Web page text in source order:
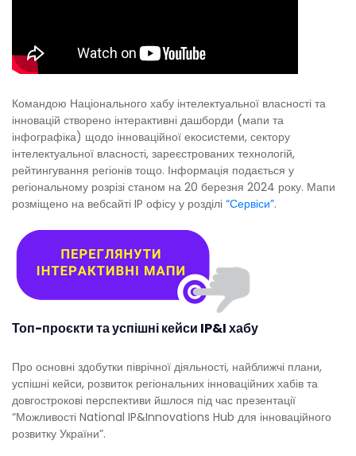
Командою Національного хабу інтелектуальної власності та
інновацій створено інтерактивні дашборди (мапи та
інфографіка) щодо інноваційної екосистеми, сектору
інтелектуальної власності, зареєстрованих технологій,
рейтингування регіонів тощо. Інформація подається у
регіональному розрізі станом на 20 березня 2024 року. Мапи
розміщено на вебсайті IP офісу у розділі “Сервіси”.
Топ-проєкти та успішні кейси IP&I хабу
Про основні здобутки піврічної діяльності, найближчі плани,
успішні кейси, розвиток регіональних інноваційних хабів та
довгострокові перспективи йшлося під час презентації
“Можливості National IP&Innovations Hub для інноваційного
розвитку України”.